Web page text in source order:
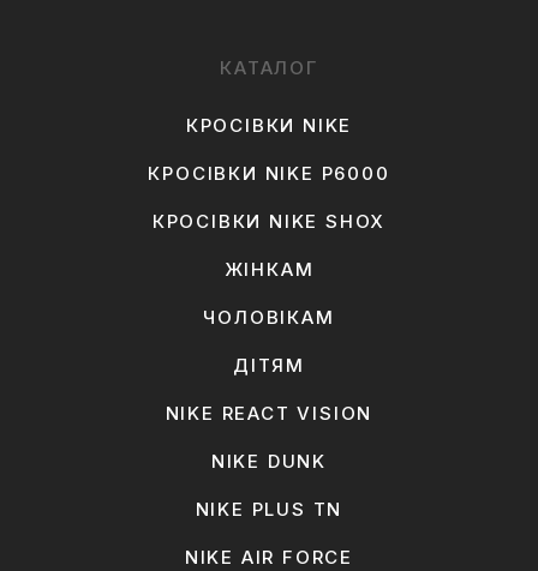
КАТАЛОГ
КРОСІВКИ NIKE
КРОСІВКИ NIKE P6000
КРОСІВКИ NIKE SHOX
ЖІНКАМ
ЧОЛОВІКАМ
ДІТЯМ
NIKE REACT VISION
NIKE DUNK
NIKE PLUS TN
NIKE AIR FORCE